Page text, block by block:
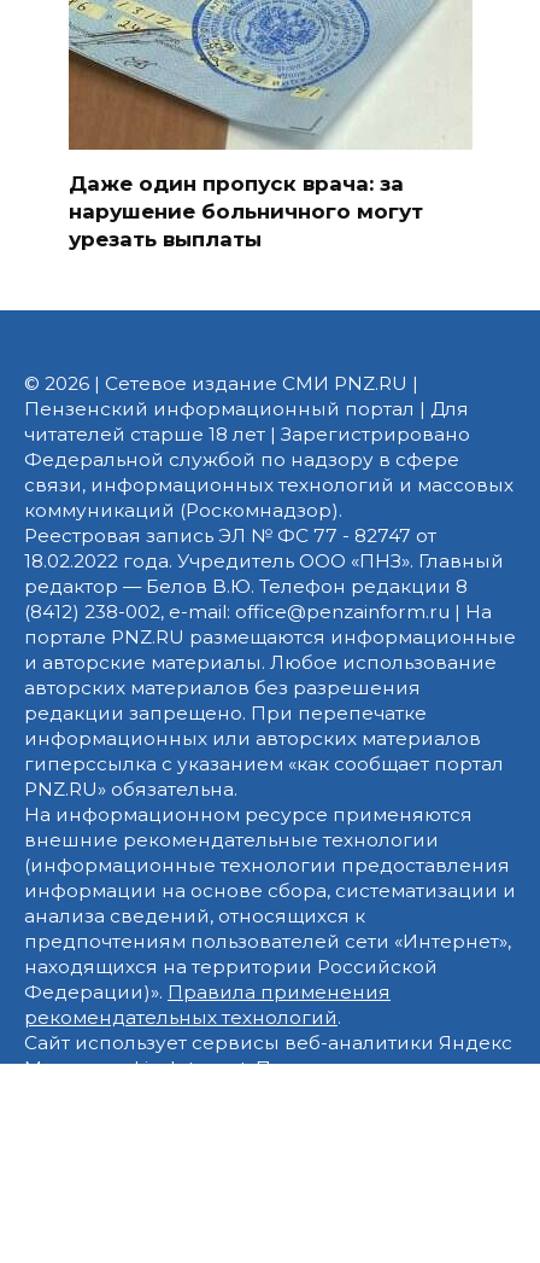
Даже один пропуск врача: за
нарушение больничного могут
урезать выплаты
© 2026 | Сетевое издание СМИ PNZ.RU |
Пензенский информационный портал | Для
читателей старше 18 лет | Зарегистрировано
Федеральной службой по надзору в сфере
связи, информационных технологий и массовых
коммуникаций (Роскомнадзор).
Реестровая запись ЭЛ № ФС 77 - 82747 от
18.02.2022 года. Учредитель ООО «ПНЗ». Главный
редактор — Белов В.Ю. Телефон редакции 8
(8412) 238-002, e-mail: office@penzainform.ru | На
портале PNZ.RU размещаются информационные
и авторские материалы. Любое использование
авторских материалов без разрешения
редакции запрещено. При перепечатке
информационных или авторских материалов
гиперссылка с указанием «как сообщает портал
PNZ.RU» обязательна.
На информационном ресурсе применяются
внешние рекомендательные технологии
(информационные технологии предоставления
информации на основе сбора, систематизации и
анализа сведений, относящихся к
предпочтениям пользователей сети «Интернет»,
находящихся на территории Российской
Федерации)». Правила применения
рекомендательных технологий.
Сайт использует сервисы веб-аналитики Яндекс
Метрика и LiveInternet. Продолжая использовать